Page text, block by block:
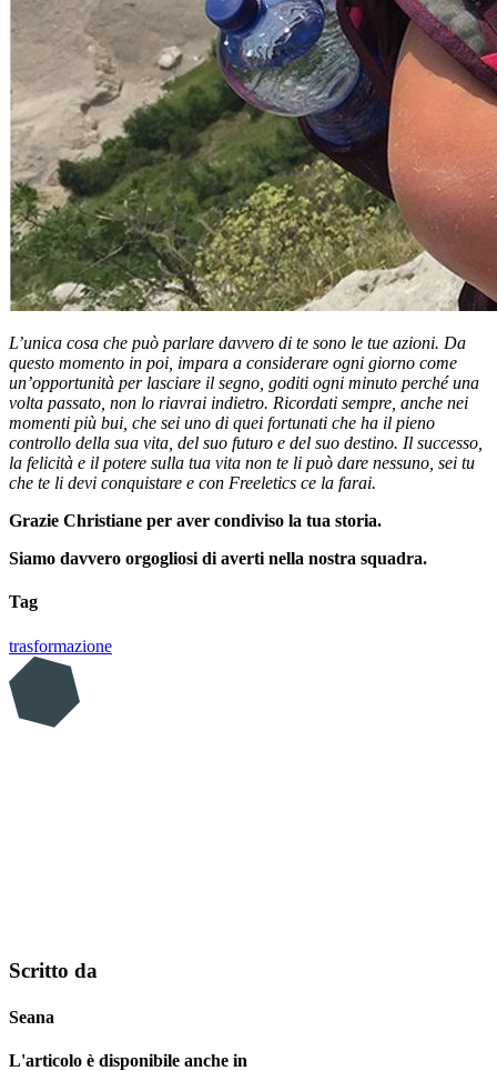
L’unica cosa che può parlare davvero di te sono le tue azioni. Da
questo momento in poi, impara a considerare ogni giorno come
un’opportunità per lasciare il segno, goditi ogni minuto perché una
volta passato, non lo riavrai indietro. Ricordati sempre, anche nei
momenti più bui, che sei uno di quei fortunati che ha il pieno
controllo della sua vita, del suo futuro e del suo destino. Il successo,
la felicità e il potere sulla tua vita non te li può dare nessuno, sei tu
che te li devi conquistare e con Freeletics ce la farai.
Grazie Christiane per aver condiviso la tua storia.
Siamo davvero orgogliosi di averti nella nostra squadra.
Tag
trasformazione
Scritto da
Seana
L'articolo è disponibile anche in